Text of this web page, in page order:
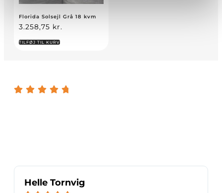
Florida Solsejl Grå 18 kvm
3.258,75 kr.
TILFØJ TIL KURV